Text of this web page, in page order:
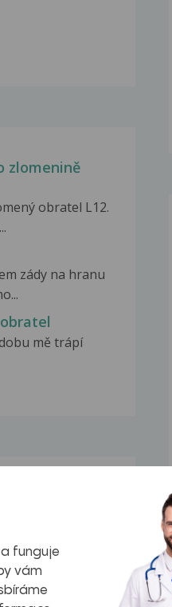
zlomenině
obratel L12.
zády na hranu
mě trápí
funguje
vám